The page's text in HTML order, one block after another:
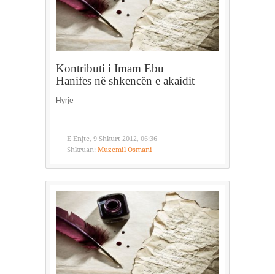
Kontributi i Imam Ebu
Hanifes në shkencën e akaidit
Hyrje
E Enjte, 9 Shkurt 2012, 06:36
Shkruan: Muzemil Osmani